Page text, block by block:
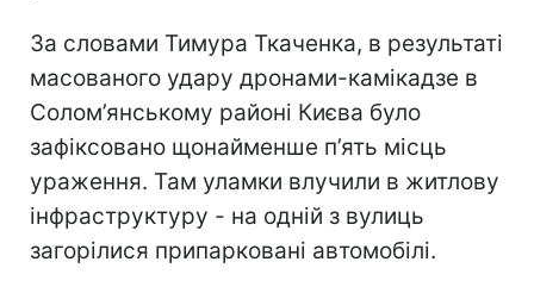
За словами Тимура Ткаченка, в результаті
масованого удару дронами-камікадзе в
Солом’янському районі Києва було
зафіксовано щонайменше п’ять місць
ураження. Там уламки влучили в житлову
інфраструктуру - на одній з вулиць
загорілися припарковані автомобілі.